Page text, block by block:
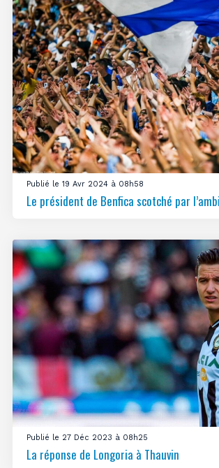
Publié le 19 Avr 2024 à 08h58
Le président de Benfica scotché par
Publié le 27 Déc 2023 à 08h25
La réponse de Longoria à Thauvin